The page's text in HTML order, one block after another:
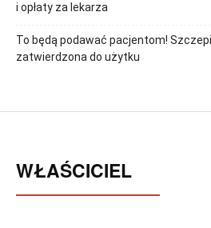
i opłaty za lekarza
To będą podawać pacjentom!
zatwierdzona do użytku
WŁAŚCICIEL